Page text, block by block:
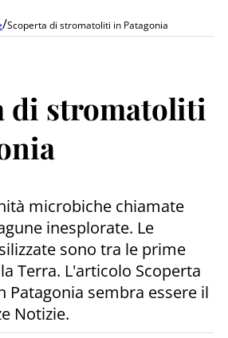
/Scoperta di stromatoliti in Patagonia
di stromatoliti
microbiche chiamate
inesplorate. Le
sono tra le prime
Terra. L'articolo Scoperta
sembra essere il
Notizie.